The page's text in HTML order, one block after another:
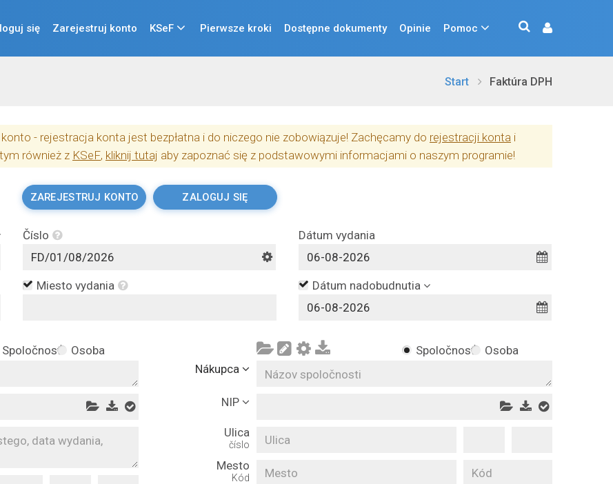
się Zarejestruj konto KSeF Pierwsze kroki Dostępne dokumenty Opinie Pomoc
Start Faktúra DPH
- rejestracja konta jest bezpłatna i do niczego nie zobowiązuje! Zachęcamy do rejestracji konta i
również z KSeF, kliknij tutaj aby zapoznać się z podstawowymi informacjami o naszym programie!
ZAREJESTRUJ KONTO ZALOGUJ SIĘ
Číslo Dátum vydania
Miesto vydania Dátum nadobudnutia
Spoločnosť
Osoba
Spoločnosť
Osoba
Nákupca
NIP
Ulica
číslo
Mesto
Kód